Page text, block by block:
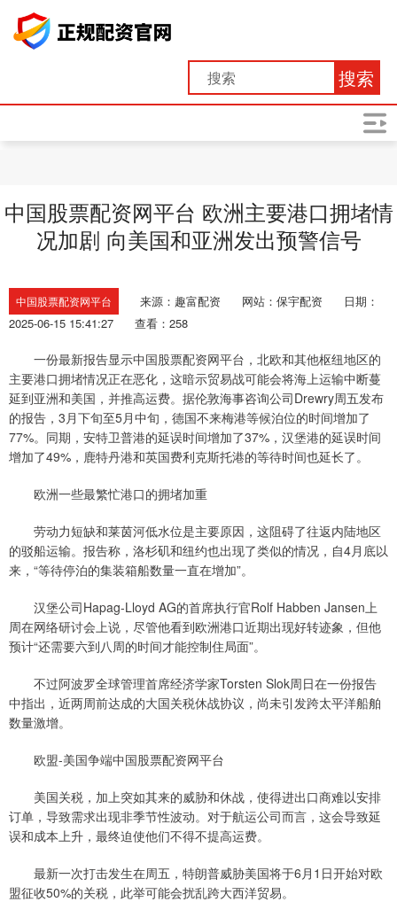
搜索
中国股票配资网平台 欧洲主要港口拥堵情
况加剧 向美国和亚洲发出预警信号
中国股票配资网平台 来源：趣富配资 网站：保宇配资
日期：
2025-06-15 15:41:27
查看：258
一份最新报告显示中国股票配资网平台，北欧和其他枢纽地区的
主要港口拥堵情况正在恶化，这暗示贸易战可能会将海上运输中断蔓
延到亚洲和美国，并推高运费。据伦敦海事咨询公司Drewry周五发布
的报告，3月下旬至5月中旬，德国不来梅港等候泊位的时间增加了
77%。同期，安特卫普港的延误时间增加了37%，汉堡港的延误时间
增加了49%，鹿特丹港和英国费利克斯托港的等待时间也延长了。
欧洲一些最繁忙港口的拥堵加重
劳动力短缺和莱茵河低水位是主要原因，这阻碍了往返内陆地区
的驳船运输。报告称，洛杉矶和纽约也出现了类似的情况，自4月底以
来，“等待停泊的集装箱船数量一直在增加”。
汉堡公司Hapag-Lloyd AG的首席执行官Rolf Habben Jansen上
周在网络研讨会上说，尽管他看到欧洲港口近期出现好转迹象，但他
预计“还需要六到八周的时间才能控制住局面”。
不过阿波罗全球管理首席经济学家Torsten Slok周日在一份报告
中指出，近两周前达成的大国关税休战协议，尚未引发跨太平洋船舶
数量激增。
欧盟-美国争端中国股票配资网平台
美国关税，加上突如其来的威胁和休战，使得进出口商难以安排
订单，导致需求出现非季节性波动。对于航运公司而言，这会导致延
误和成本上升，最终迫使他们不得不提高运费。
最新一次打击发生在周五，特朗普威胁美国将于6月1日开始对欧
盟征收50%的关税，此举可能会扰乱跨大西洋贸易。